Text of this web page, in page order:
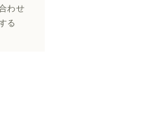
わせ
る